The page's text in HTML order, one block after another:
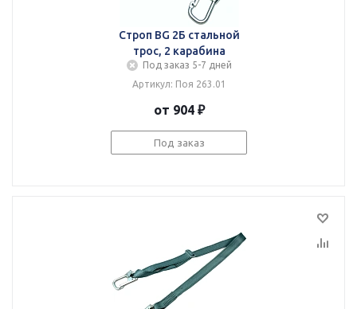
Строп BG 2Б стальной
трос, 2 карабина
Под заказ 5-7 дней
Артикул: Поя 263.01
от 904 ₽
Под заказ